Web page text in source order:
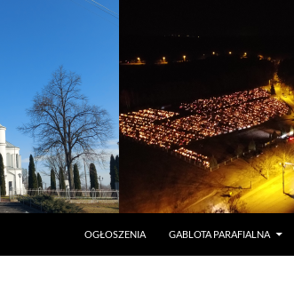
OGŁOSZENIA
GABLOTA PARAFIALNA